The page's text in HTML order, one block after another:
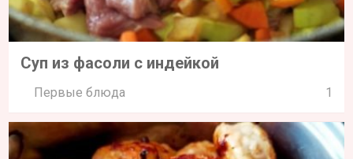
Суп из фасоли с индейкой
Первые блюда 1